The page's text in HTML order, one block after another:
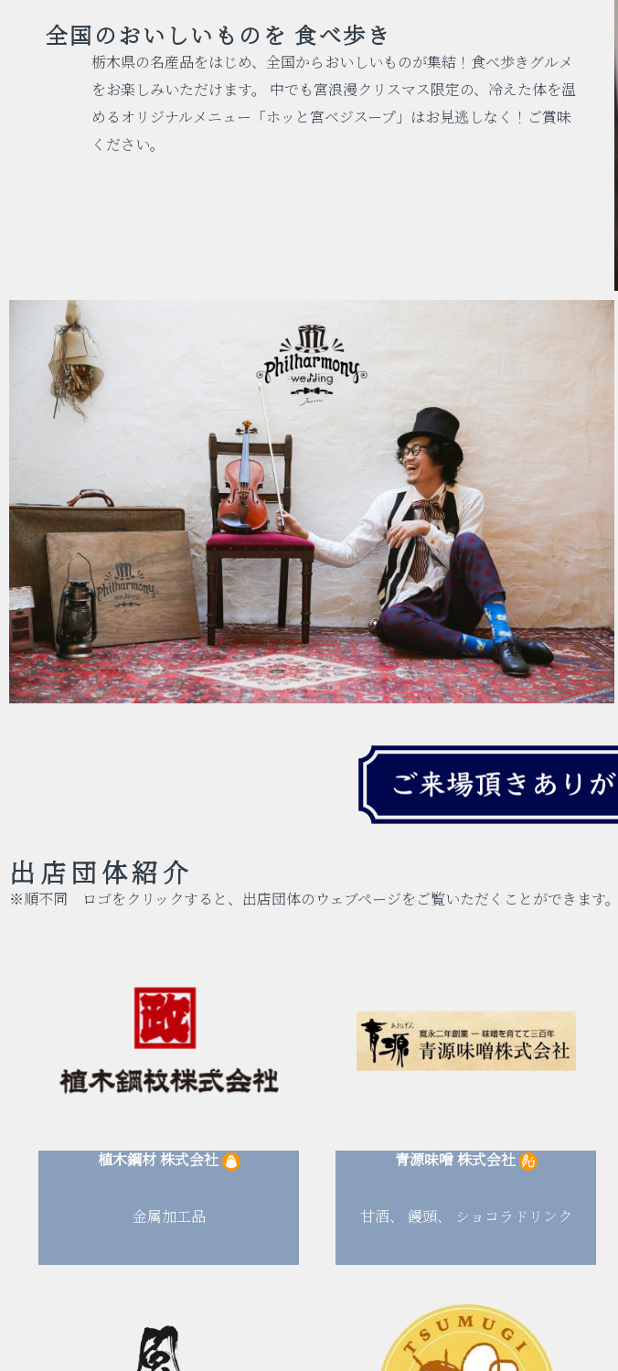
全国のおいしいものを 食べ歩き
栃木県の名産品をはじめ、全国からおいしいものが集結！食べ歩きグルメ
をお楽しみいただけます。 中でも宮浪漫クリスマス限定の、冷えた体を温
めるオリジナルメニュー「ホッと宮ベジスープ」はお見逃しなく！ご賞味
ください。
出店団体紹介
※順不同 ロゴをクリックすると、出店団体のウェブページをご覧いただくことができます。
植木鋼材株式会社
金属加工品
青源味噌株式会社
甘酒、 饅頭、 ショコラドリンク